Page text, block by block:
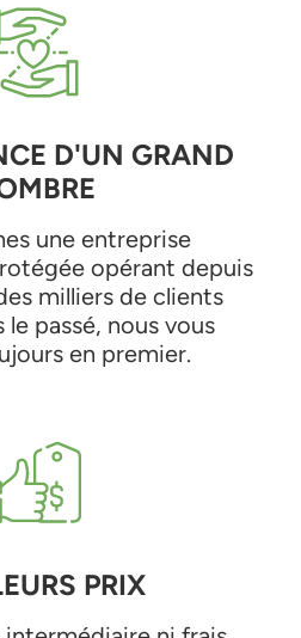
D'UN GRAND
une entreprise
opérant depuis
milliers de clients
le passé, nous vous
en premier.
PRIX